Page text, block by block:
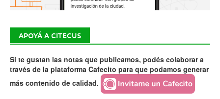
APOYÁ A CITECUS
Si te gustan las notas que publicamos, podés colaborar a
través de la plataforma Cafecito para que podamos generar
más contenido de calidad.